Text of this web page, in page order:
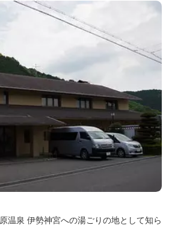
温泉 伊勢神宮への湯ごりの地として知ら